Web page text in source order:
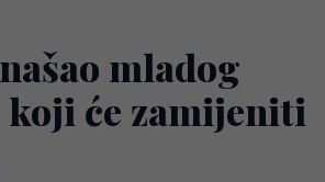
mladog
će zamijeniti